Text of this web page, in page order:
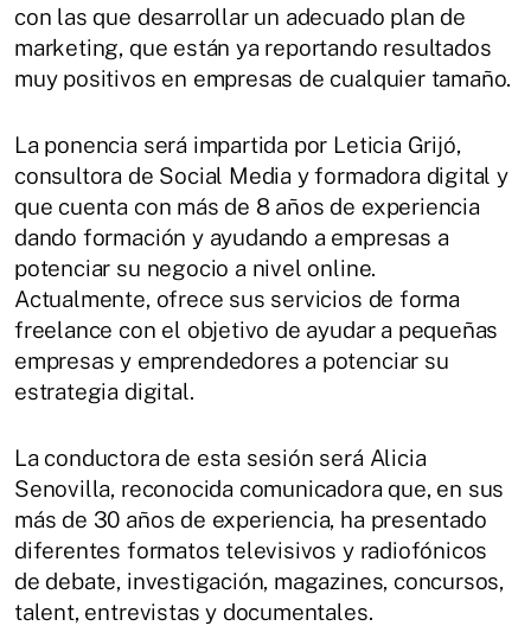
con las que desarrollar un adecuado plan de
marketing, que están ya reportando resultados
muy positivos en empresas de cualquier tamaño.
La ponencia será impartida por Leticia Grijó,
consultora de Social Media y formadora digital y
que cuenta con más de 8 años de experiencia
dando formación y ayudando a empresas a
potenciar su negocio a nivel online.
Actualmente, ofrece sus servicios de forma
freelance con el objetivo de ayudar a pequeñas
empresas y emprendedores a potenciar su
estrategia digital.
La conductora de esta sesión será Alicia
Senovilla, reconocida comunicadora que, en sus
más de 30 años de experiencia, ha presentado
diferentes formatos televisivos y radiofónicos
de debate, investigación, magazines, concursos,
talent, entrevistas y documentales.